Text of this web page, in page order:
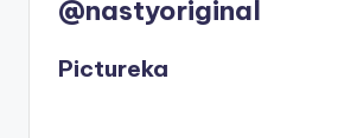
@nastyoriginal
Pictureka